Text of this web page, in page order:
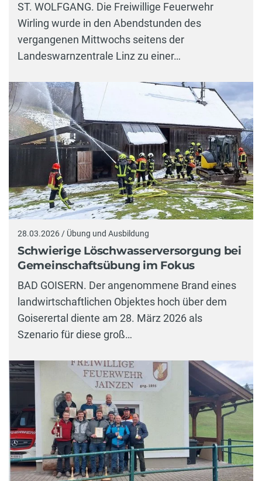
ST. WOLFGANG. Die Freiwillige Feuerwehr
Wirling wurde in den Abendstunden des
vergangenen Mittwochs seitens der
Landeswarnzentrale Linz zu einer…
28.03.2026 / Übung und Ausbildung
Schwierige Löschwasserversorgung bei
Gemeinschaftsübung im Fokus
BAD GOISERN. Der angenommene Brand eines
landwirtschaftlichen Objektes hoch über dem
Goiserertal diente am 28. März 2026 als
Szenario für diese groß…